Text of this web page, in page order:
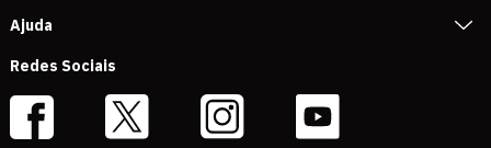
Ajuda
Redes Sociais